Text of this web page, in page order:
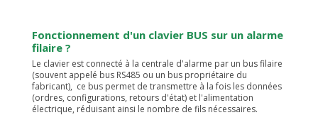
Fonctionnement d'un clavier BUS sur un alarme
filaire ?
Le clavier est connecté à la centrale d'alarme par un bus filaire
(souvent appelé bus RS485 ou un bus propriétaire du
fabricant), ce bus permet de transmettre à la fois les données
(ordres, configurations, retours d'état) et l'alimentation
électrique, réduisant ainsi le nombre de fils nécessaires.